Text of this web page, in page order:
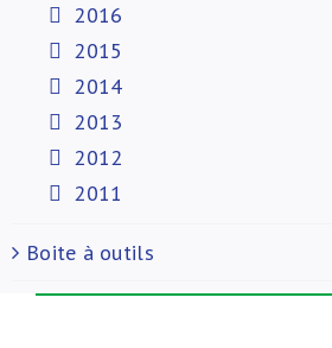
2016
2015
2014
2013
2012
2011
Boite à outils